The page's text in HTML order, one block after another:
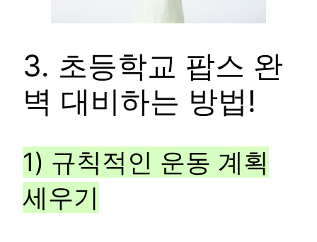
3. 초등학교 팝스 완
벽 대비하는 방법!
1) 규칙적인 운동 계획
세우기